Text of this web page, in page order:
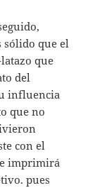
sólido que el
que
del
influencia
que no
con el
imprimirá
pues